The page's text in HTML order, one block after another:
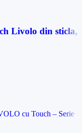
Livolo din sticla,